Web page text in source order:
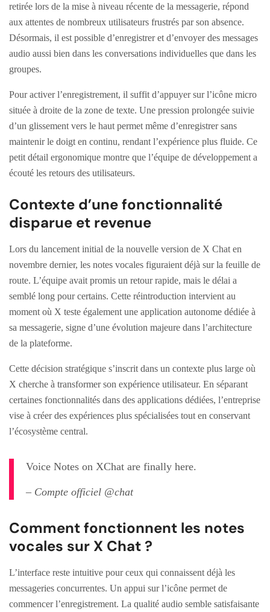
retirée lors de la mise à niveau récente de la messagerie, répond
aux attentes de nombreux utilisateurs frustrés par son absence.
Désormais, il est possible d’enregistrer et d’envoyer des messages
audio aussi bien dans les conversations individuelles que dans les
groupes.
Pour activer l’enregistrement, il suffit d’appuyer sur l’icône micro
située à droite de la zone de texte. Une pression prolongée suivie
d’un glissement vers le haut permet même d’enregistrer sans
maintenir le doigt en continu, rendant l’expérience plus fluide. Ce
petit détail ergonomique montre que l’équipe de développement a
écouté les retours des utilisateurs.
Contexte d’une fonctionnalité
disparue et revenue
Lors du lancement initial de la nouvelle version de X Chat en
novembre dernier, les notes vocales figuraient déjà sur la feuille de
route. L’équipe avait promis un retour rapide, mais le délai a
semblé long pour certains. Cette réintroduction intervient au
moment où X teste également une application autonome dédiée à
sa messagerie, signe d’une évolution majeure dans l’architecture
de la plateforme.
Cette décision stratégique s’inscrit dans un contexte plus large où
X cherche à transformer son expérience utilisateur. En séparant
certaines fonctionnalités dans des applications dédiées, l’entreprise
vise à créer des expériences plus spécialisées tout en conservant
l’écosystème central.
Voice Notes on XChat are finally here.
– Compte officiel @chat
Comment fonctionnent les notes
vocales sur X Chat ?
L’interface reste intuitive pour ceux qui connaissent déjà les
messageries concurrentes. Un appui sur l’icône permet de
commencer l’enregistrement. La qualité audio semble satisfaisante